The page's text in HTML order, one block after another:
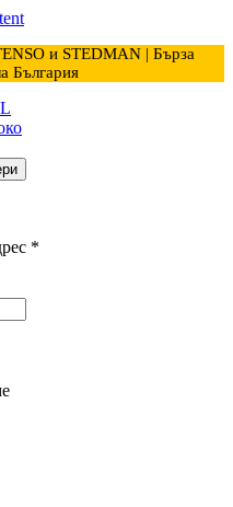
и STEDMAN | Бърза
България
*